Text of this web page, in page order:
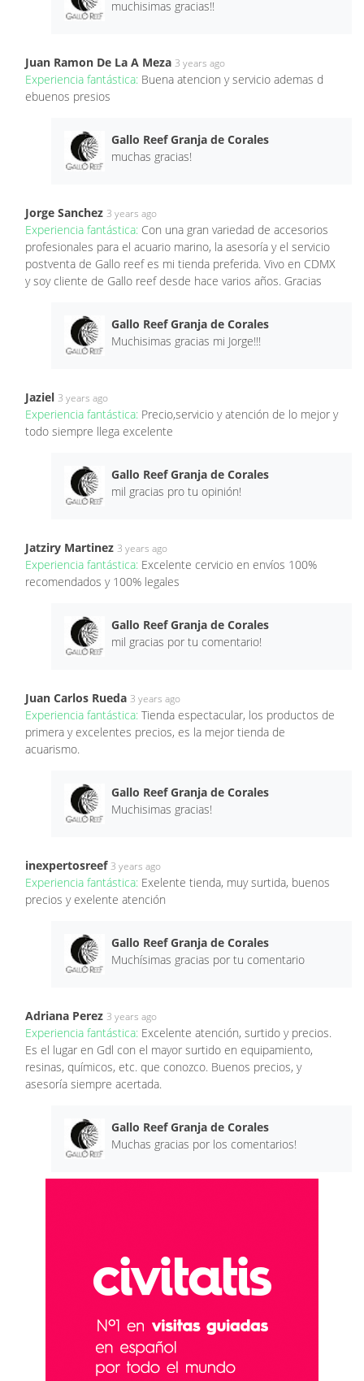
muchisimas gracias!!
Juan Ramon De La A Meza 3 years ago
Experiencia fantástica: Buena atencion y servicio ademas d
ebuenos presios
Gallo Reef Granja de Corales
muchas gracias!
Jorge Sanchez 3 years ago
Experiencia fantástica: Con una gran variedad de accesorios
profesionales para el acuario marino, la asesoría y el servicio
postventa de Gallo reef es mi tienda preferida. Vivo en CDMX
y soy cliente de Gallo reef desde hace varios años. Gracias
Gallo Reef Granja de Corales
Muchisimas gracias mi Jorge!!!
Jaziel 3 years ago
Experiencia fantástica: Precio,servicio y atención de lo mejor y
todo siempre llega excelente
Gallo Reef Granja de Corales
mil gracias pro tu opinión!
Jatziry Martinez 3 years ago
Experiencia fantástica: Excelente cervicio en envíos 100%
recomendados y 100% legales
Gallo Reef Granja de Corales
mil gracias por tu comentario!
Juan Carlos Rueda 3 years ago
Experiencia fantástica: Tienda espectacular, los productos de
primera y excelentes precios, es la mejor tienda de
acuarismo.
Gallo Reef Granja de Corales
Muchisimas gracias!
inexpertosreef 3 years ago
Experiencia fantástica: Exelente tienda, muy surtida, buenos
precios y exelente atención
Gallo Reef Granja de Corales
Muchísimas gracias por tu comentario
Adriana Perez 3 years ago
Experiencia fantástica: Excelente atención, surtido y precios.
Es el lugar en Gdl con el mayor surtido en equipamiento,
resinas, químicos, etc. que conozco. Buenos precios, y
asesoría siempre acertada.
Gallo Reef Granja de Corales
Muchas gracias por los comentarios!